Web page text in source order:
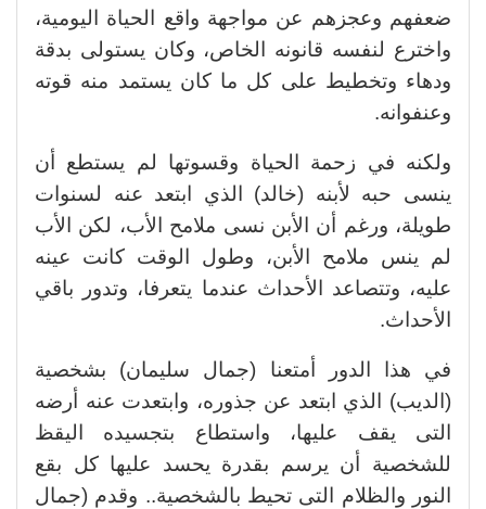
ضعفهم وعجزهم عن مواجهة واقع الحياة اليومية،
واخترع لنفسه قانونه الخاص، وكان يستولى بدقة
ودهاء وتخطيط على كل ما كان يستمد منه قوته
وعنفوانه.
ولكنه في زحمة الحياة وقسوتها لم يستطع أن
ينسى حبه لأبنه (خالد) الذي ابتعد عنه لسنوات
طويلة، ورغم أن الأبن نسى ملامح الأب، لكن الأب
لم ينس ملامح الأبن، وطول الوقت كانت عينه
عليه، وتتصاعد الأحداث عندما يتعرفا، وتدور باقي
الأحداث.
في هذا الدور أمتعنا (جمال سليمان) بشخصية
(الديب) الذي ابتعد عن جذوره، وابتعدت عنه أرضه
التى يقف عليها، واستطاع بتجسيده اليقظ
للشخصية أن يرسم بقدرة يحسد عليها كل بقع
النور والظلام التى تحيط بالشخصية.. وقدم (جمال